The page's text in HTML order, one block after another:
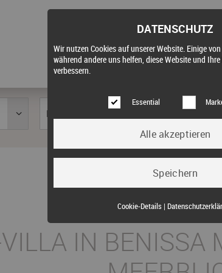
STARTSEITE FÜR
Kauf
IN BENISSA
DATENSCHUTZ
Wir nutzen Cookies auf unserer Website. Einige
während andere uns helfen, diese Website und
verbessern.
Essential
Essential (3)
Name:
Cookie Hinweis
Zweck:
Speichert die Cookie-Einstellungen
Cookies:
allowCookie
3 Monate
Cookie-Details |